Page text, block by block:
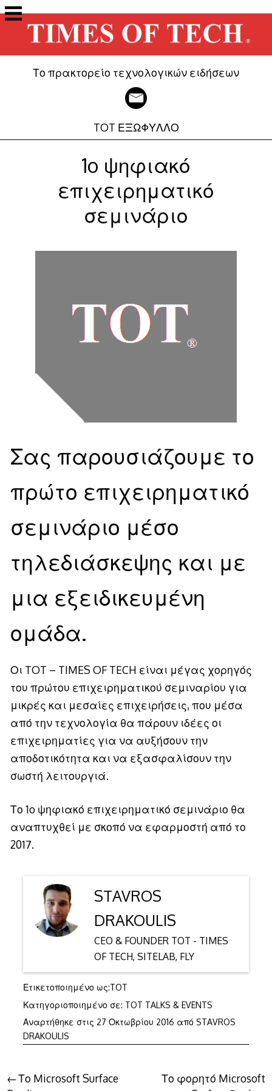
Μετάβαση
στο
περιεχόμενο
Το πρακτορείο τεχνολογικών ειδήσεων
TOT ΕΞΩΦΥΛΛΟ
1o ψηφιακό
επιχειρηματικό
σεμινάριο
Σας παρουσιάζουμε το
πρώτο επιχειρηματικό
σεμινάριο μέσο
τηλεδιάσκεψης και με
μια εξειδικευμένη
ομάδα.
Οι TOT – TIMES OF TECH είναι μέγας χορηγός
του πρώτου επιχειρηματικού σεμιναρίου για
μικρές και μεσαίες επιχειρήσεις, που μέσα
από την τεχνολογία θα πάρουν ιδέες οι
επιχειρηματίες για να αυξήσουν την
αποδοτικότητα και να εξασφαλίσουν την
σωστή λειτουργιά.
Το 1o ψηφιακό επιχειρηματικό σεμινάριο θα
αναπτυχθεί με σκοπό να εφαρμοστή από το
2017.
STAVROS
DRAKOULIS
CEO & FOUNDER TOT - TIMES
OF TECH, SITELAB, FLY
Ετικετοποιημένο ως:TOT
Κατηγοριοποιημένο σε: TOT TALKS & EVENTS
Αναρτήθηκε στις 27 Οκτωβρίου 20167από STAVROS
DRAKOULIS
Πλοήγηση
Το Microsoft Surface
Το φορητό Microsoft